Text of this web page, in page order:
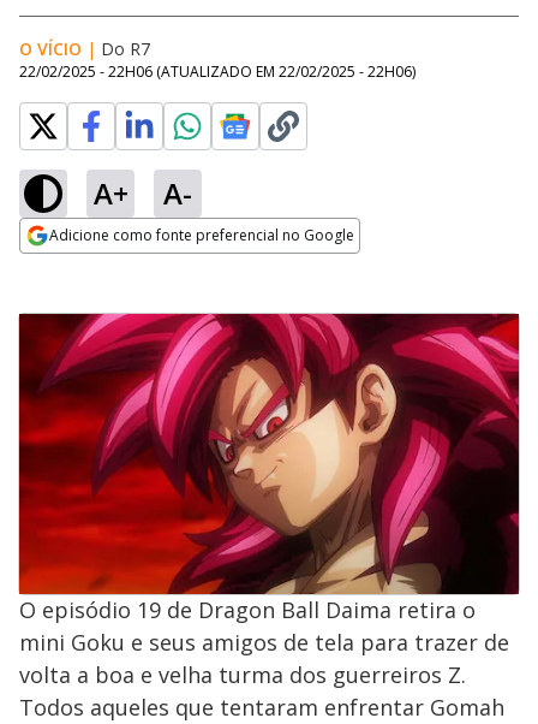
O VÍCIO | Do R7
22/02/2025 - 22H06 (ATUALIZADO EM 22/02/2025 - 22H06)
A+ A-
Adicione como fonte preferencial no Google
O episódio 19 de Dragon Ball Daima retira o
mini Goku e seus amigos de tela para trazer de
volta a boa e velha turma dos guerreiros Z.
Todos aqueles que tentaram enfrentar Gomah